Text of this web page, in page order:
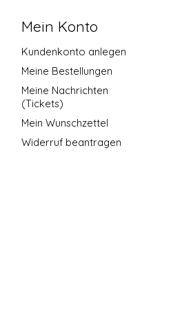
Mein Konto
Kundenkonto anlegen
Meine Bestellungen
Meine Nachrichten
(Tickets)
Mein Wunschzettel
Widerruf beantragen